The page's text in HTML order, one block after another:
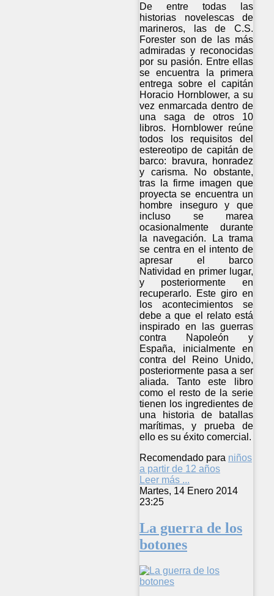
De entre todas las
historias novelescas de
marineros, las de C.S.
Forester son de las más
admiradas y reconocidas
por su pasión. Entre ellas
se encuentra la primera
entrega sobre el capitán
Horacio Hornblower, a su
vez enmarcada dentro de
una saga de otros 10
libros. Hornblower reúne
todos los requisitos del
estereotipo de capitán de
barco: bravura, honradez
y carisma. No obstante,
tras la firme imagen que
proyecta se encuentra un
hombre inseguro y que
incluso se marea
ocasionalmente durante
la navegación. La trama
se centra en el intento de
apresar el barco
Natividad en primer lugar,
y posteriormente en
recuperarlo. Este giro en
los acontecimientos se
debe a que el relato está
inspirado en las guerras
contra Napoleón y
España, inicialmente en
contra del Reino Unido,
posteriormente pasa a ser
aliada. Tanto este libro
como el resto de la serie
tienen los ingredientes de
una historia de batallas
marítimas, y prueba de
ello es su éxito comercial.
Recomendado para niños
a partir de 12 años
Leer más ...
Martes, 14 Enero 2014
23:25
La guerra de los
botones